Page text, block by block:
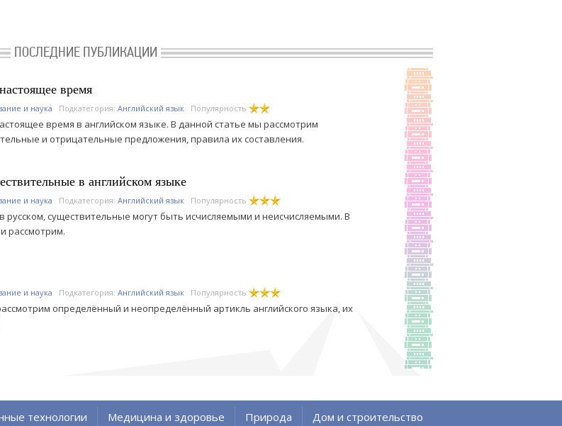
ПОСЛЕДНИЕ ПУБЛИКАЦИИ
время
и наука Подкатегория: Английский язык Популярность
время в английском языке. В данной статье мы рассмотрим
и отрицательные предложения, правила их составления.
в английском языке
и наука Подкатегория: Английский язык Популярность
русском, существительные могут быть исчисляемыми и неисчисляемыми. В
рассмотрим.
и наука Подкатегория: Английский язык Популярность
определённый и неопределённый артикль английского языка, их
технологии Медицина и здоровье Природа Дом и строительство